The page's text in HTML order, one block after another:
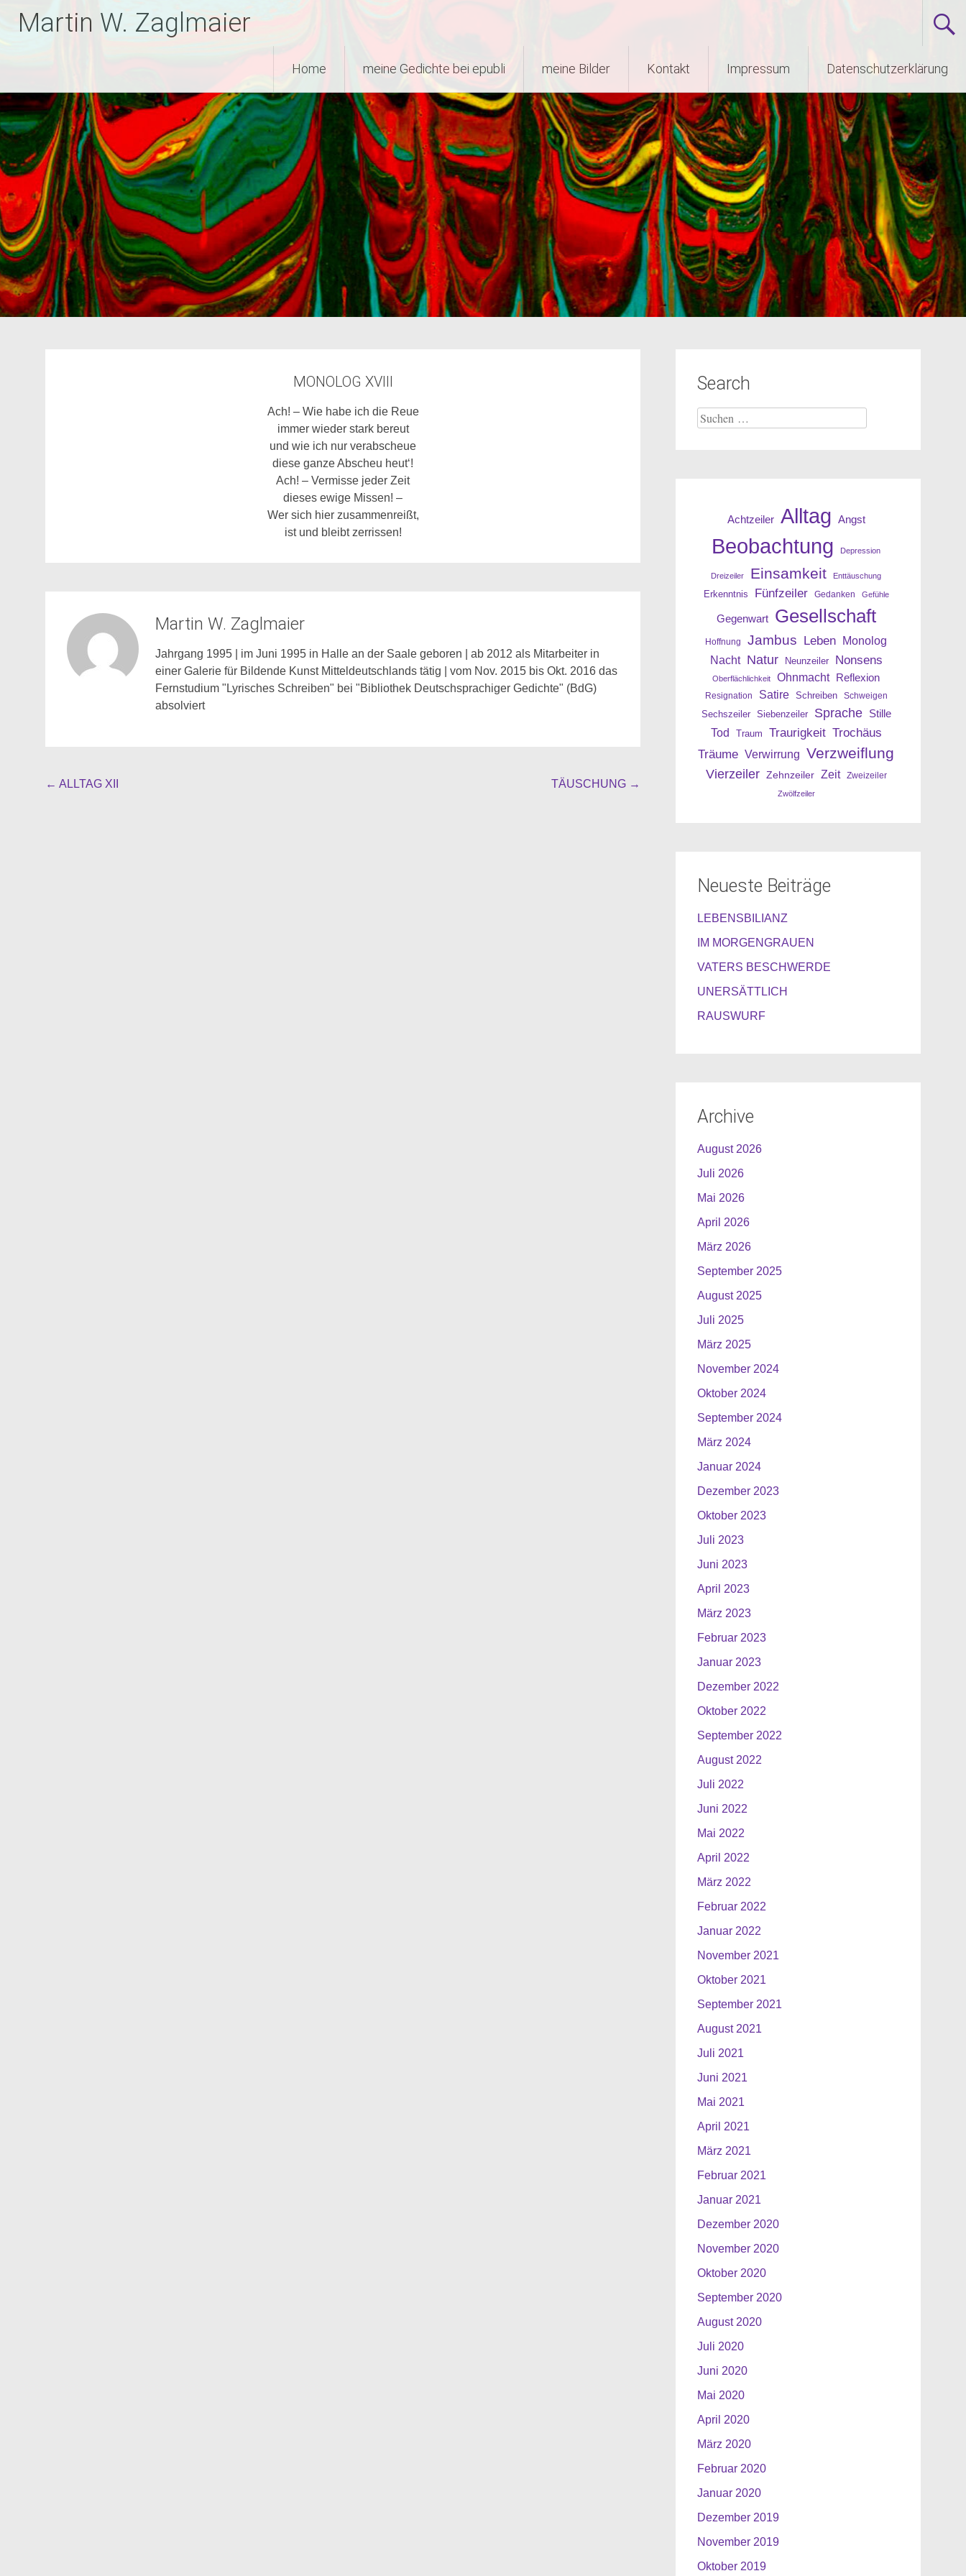
InhaltMartin W. Zaglmaier
Home meine Gedichte bei epubli meine Bilder Kontakt Impressum Datenschutzerklärung
MONOLOG XVIII
Ach! – Wie habe ich die Reue
immer wieder stark bereut
und wie ich nur verabscheue
diese ganze Abscheu heut‘!
Ach! – Vermisse jeder Zeit
dieses ewige Missen! –
Wer sich hier zusammenreißt,
ist und bleibt zerrissen!
Martin W. Zaglmaier
Jahrgang 1995 | im Juni 1995 in Halle an der Saale geboren | ab 2012 als Mitarbeiter in
einer Galerie für Bildende Kunst Mitteldeutschlands tätig | vom Nov. 2015 bis Okt. 2016 das
Fernstudium "Lyrisches Schreiben" bei "Bibliothek Deutschsprachiger Gedichte" (BdG)
absolviert
Beitragsnavigation
← ALLTAG XII TÄUSCHUNG →
Search
Suche
nach:
Achtzeiler Alltag Angst
Beobachtung Depression
Dreizeiler Einsamkeit Enttäuschung
Erkenntnis Fünfzeiler Gedanken Gefühle
Gegenwart Gesellschaft
Hoffnung Jambus Leben Monolog
Nacht Natur Neunzeiler Nonsens
Oberflächlichkeit Ohnmacht Reflexion
Resignation Satire Schreiben Schweigen
Sechszeiler Siebenzeiler Sprache Stille
Tod Traum Traurigkeit Trochäus
Träume Verwirrung Verzweiflung
Vierzeiler Zehnzeiler Zeit Zweizeiler
Zwölfzeiler
Neueste Beiträge
LEBENSBILIANZ
IM MORGENGRAUEN
VATERS BESCHWERDE
UNERSÄTTLICH
RAUSWURF
Archive
August 2026
Juli 2026
Mai 2026
April 2026
März 2026
September 2025
August 2025
Juli 2025
März 2025
November 2024
Oktober 2024
September 2024
März 2024
Januar 2024
Dezember 2023
Oktober 2023
Juli 2023
Juni 2023
April 2023
März 2023
Februar 2023
Januar 2023
Dezember 2022
Oktober 2022
September 2022
August 2022
Juli 2022
Juni 2022
Mai 2022
April 2022
März 2022
Februar 2022
Januar 2022
November 2021
Oktober 2021
September 2021
August 2021
Juli 2021
Juni 2021
Mai 2021
April 2021
März 2021
Februar 2021
Januar 2021
Dezember 2020
November 2020
Oktober 2020
September 2020
August 2020
Juli 2020
Juni 2020
Mai 2020
April 2020
März 2020
Februar 2020
Januar 2020
Dezember 2019
November 2019
Oktober 2019